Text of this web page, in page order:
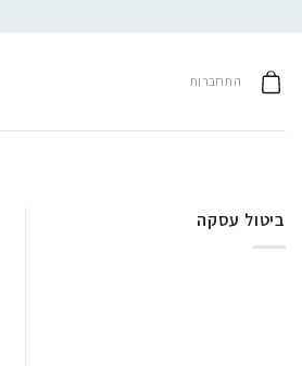
to
content
התחברות
ביטול עסקה